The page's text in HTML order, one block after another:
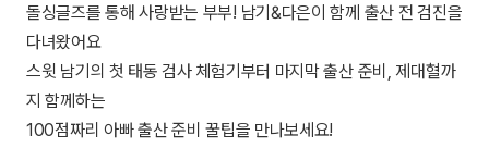
돌싱글즈를 통해 사랑받는 부부! 남기&다은이 함께 출산 전 검진을
다녀왔어요
스윗 남기의 첫 태동 검사 체험기부터 마지막 출산 준비, 제대혈까
지 함께하는
100점짜리 아빠 출산 준비 꿀팁을 만나보세요!